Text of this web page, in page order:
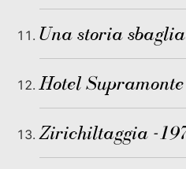
Una storia
Hotel
Zirichiltaggia -